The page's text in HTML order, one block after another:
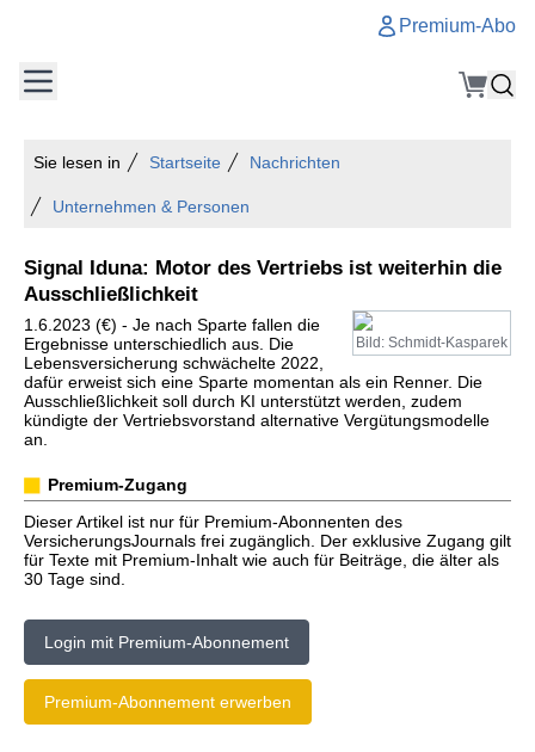
Premium-Abo
Sie lesen in Startseite Nachrichten
Unternehmen & Personen
Signal Iduna: Motor des Vertriebs ist weiterhin die
Ausschließlichkeit
Bild: Schmidt-Kasparek
1.6.2023 (€) - Je nach Sparte fallen die
Ergebnisse unterschiedlich aus. Die
Lebensversicherung schwächelte 2022,
dafür erweist sich eine Sparte momentan als ein Renner. Die
Ausschließlichkeit soll durch KI unterstützt werden, zudem
kündigte der Vertriebsvorstand alternative Vergütungsmodelle
an.
Premium-Zugang
Dieser Artikel ist nur für Premium-Abonnenten des
VersicherungsJournals frei zugänglich. Der exklusive Zugang gilt
für Texte mit Premium-Inhalt wie auch für Beiträge, die älter als
30 Tage sind.
Login mit Premium-Abonnement
Premium-Abonnement erwerben